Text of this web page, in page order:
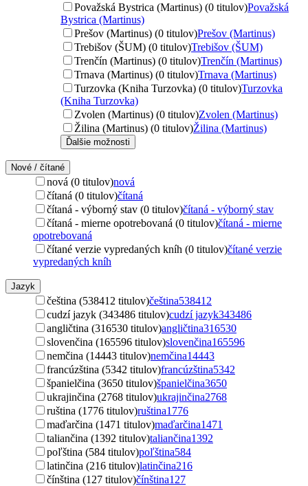
Považská Bystrica (Martinus) (0 titulov)Považská
Bystrica (Martinus)
Prešov (Martinus) (0 titulov)Prešov (Martinus)
Trebišov (ŠUM) (0 titulov)Trebišov (ŠUM)
Trenčín (Martinus) (0 titulov)Trenčín (Martinus)
Trnava (Martinus) (0 titulov)Trnava (Martinus)
Turzovka (Kniha Turzovka) (0 titulov)Turzovka
(Kniha Turzovka)
Zvolen (Martinus) (0 titulov)Zvolen (Martinus)
Žilina (Martinus) (0 titulov)Žilina (Martinus)
Ďalšie možnosti
Nové / čítané
nová (0 titulov)nová
čítaná (0 titulov)čítaná
čítaná - výborný stav (0 titulov)čítaná - výborný stav
čítaná - mierne opotrebovaná (0 titulov)čítaná - mierne
opotrebovaná
čítané verzie vypredaných kníh (0 titulov)čítané verzie
vypredaných kníh
Jazyk
čeština (538412 titulov)čeština538412
cudzí jazyk (343486 titulov)cudzí jazyk343486
angličtina (316530 titulov)angličtina316530
slovenčina (165596 titulov)slovenčina165596
nemčina (14443 titulov)nemčina14443
francúzština (5342 titulov)francúzština5342
španielčina (3650 titulov)španielčina3650
ukrajinčina (2768 titulov)ukrajinčina2768
ruština (1776 titulov)ruština1776
maďarčina (1471 titulov)maďarčina1471
taliančina (1392 titulov)taliančina1392
poľština (584 titulov)poľština584
latinčina (216 titulov)latinčina216
čínština (127 titulov)čínština127